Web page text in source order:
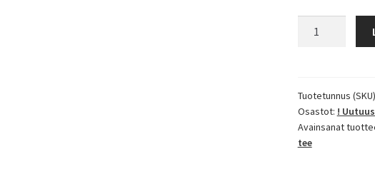
Tuotetunnus
Osastot: !
Avainsanat
tee